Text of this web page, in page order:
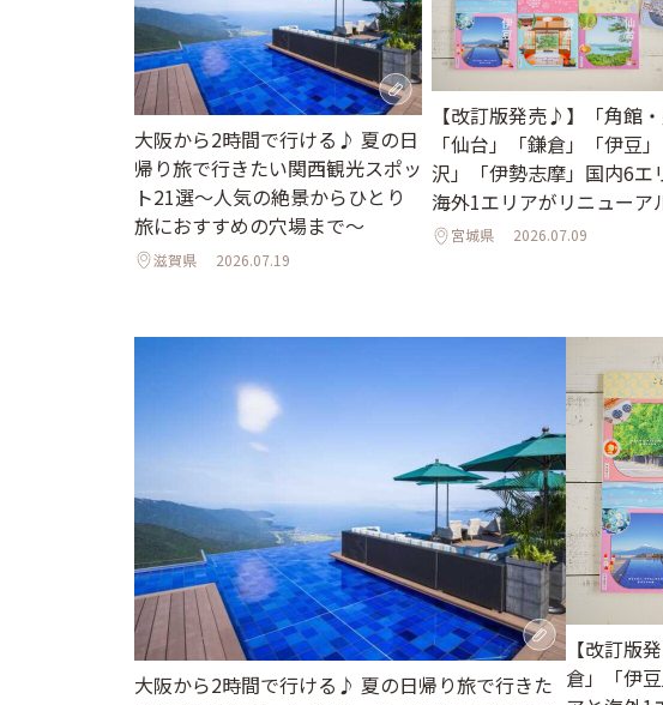
大阪から2時間で行ける♪ 夏の日
帰り旅で行きたい関西観光スポッ
ト21選～人気の絶景からひとり
旅におすすめの穴場まで～
滋賀県 2026.07.19
【改訂版発売♪】「角館・
「仙台」「鎌倉」「伊豆
沢」「伊勢志摩」国内6エ
海外1エリアがリニューア
宮城県 2026.07.09
大阪から2時間で行ける♪ 夏の日帰り旅で行きた
【改訂版
倉」「伊